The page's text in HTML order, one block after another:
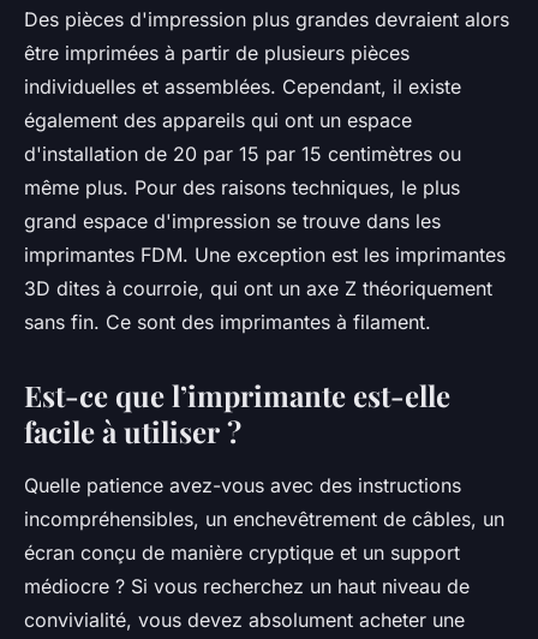
Des pièces d'impression plus grandes devraient alors
être imprimées à partir de plusieurs pièces
individuelles et assemblées. Cependant, il existe
également des appareils qui ont un espace
d'installation de 20 par 15 par 15 centimètres ou
même plus. Pour des raisons techniques, le plus
grand espace d'impression se trouve dans les
imprimantes FDM. Une exception est les imprimantes
3D dites à courroie, qui ont un axe Z théoriquement
sans fin. Ce sont des imprimantes à filament.
Est-ce que l’imprimante est-elle
facile à utiliser ?
Quelle patience avez-vous avec des instructions
incompréhensibles, un enchevêtrement de câbles, un
écran conçu de manière cryptique et un support
médiocre ? Si vous recherchez un haut niveau de
convivialité, vous devez absolument acheter une